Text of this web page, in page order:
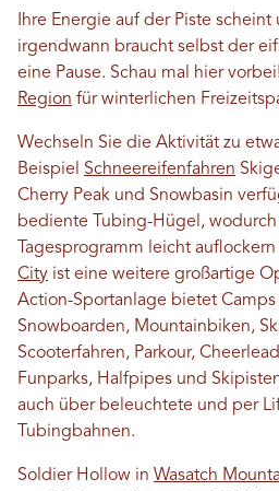
Ihre Energie auf der Piste
irgendwann braucht selbst der
eine Pause. Schau mal hier vorbei!
Region für winterlichen
Wechseln Sie die Aktivität zu
Beispiel Schneereifenfahren
Cherry Peak und Snowbasin
bediente Tubing-Hügel, wodurch
Tagesprogramm leicht auflockern
City ist eine weitere großartige
Action-Sportanlage bietet
Snowboarden, Mountainbiken,
Scooterfahren, Parkour,
Funparks, Halfpipes und
auch über beleuchtete und per
Tubingbahnen.
Soldier Hollow in Wasatch